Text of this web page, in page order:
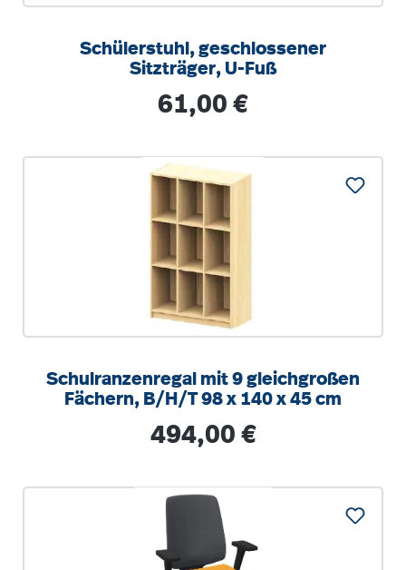
Schülerstuhl, geschlossener
Sitzträger, U-Fuß
Regulärer Preis:
61,00 €
Schulranzenregal mit 9 gleichgroßen
Fächern, B/H/T 98 x 140 x 45 cm
Regulärer Preis:
494,00 €